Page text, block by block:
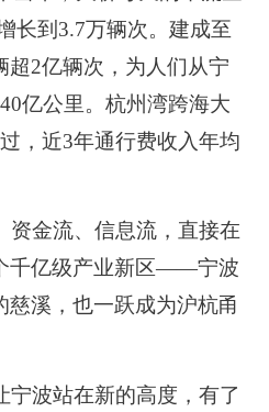
长到3.7万辆次。建成至
超2亿辆次，为人们从宁
亿公里。杭州湾跨海大
，近3年通行费收入年均
资金流、信息流，直接在
千亿级产业新区——宁波
溪，也一跃成为沪杭甬
宁波站在新的高度，有了